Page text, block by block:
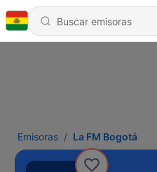
Emisoras La FM Bogotá